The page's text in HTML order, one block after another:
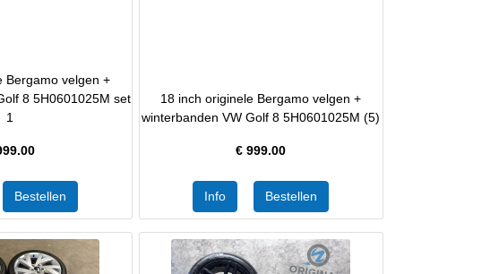
Bergamo velgen +
8 5H0601025M set
1
18 inch originele Bergamo velgen +
winterbanden VW Golf 8 5H0601025M (5)
€999.00